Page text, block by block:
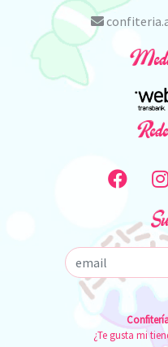
¿Te gusta mi